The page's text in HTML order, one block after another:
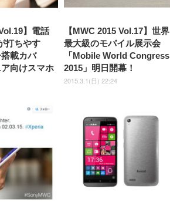
】電話
打ちやす
載カバ
向けスマホ
【MWC 2015 Vol.17】世界
最大級のモバイル展示会
「Mobile World Congress
2015」明日開幕！
2015.3.1(日) 22:24